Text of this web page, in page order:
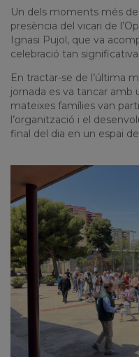
Un dels moments més
presència del vicari de
Ignasi Pujol , que va
celebració tan significativa.
En tractar-se de l’última
jornada es va tancar amb
mateixes famílies van
l’organització i el
final del dia en un espai